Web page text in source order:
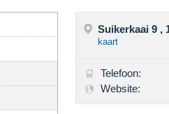
Suikerkaai 9 ,
kaart
Telefoon:
Website: